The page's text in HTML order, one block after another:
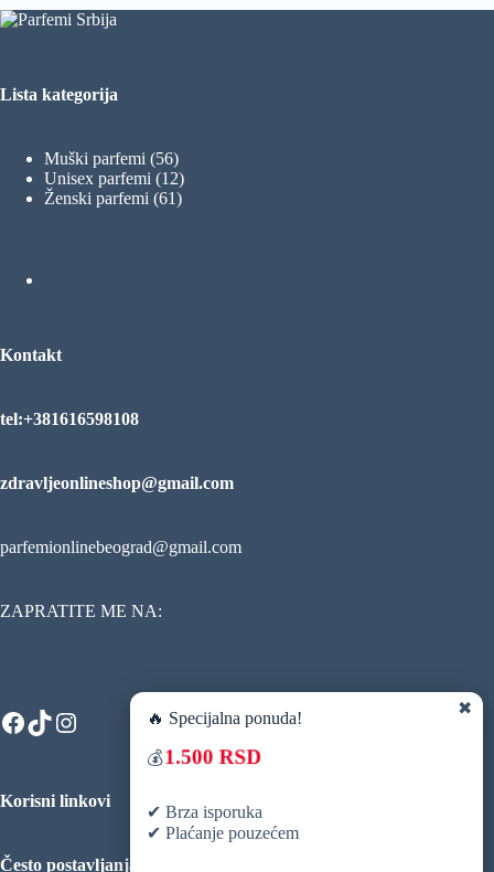
Lista kategorija
Muški parfemi 5656
proizvoda
Unisex parfemi 1212
proizvoda
Ženski parfemi 6161
Kontakt
tel:+381616598108
zdravljeonlineshop@gmail.com
parfemionlinebeograd@gmail.com
ZAPRATITE ME NA:
Facebook
TikTokInstagram
Korisni linkovi
Često postavljanja pitanja
✖
🔥 Specijalna ponuda!
💰1.500 RSD
✔ Brza isporuka
✔ Plaćanje pouzećem